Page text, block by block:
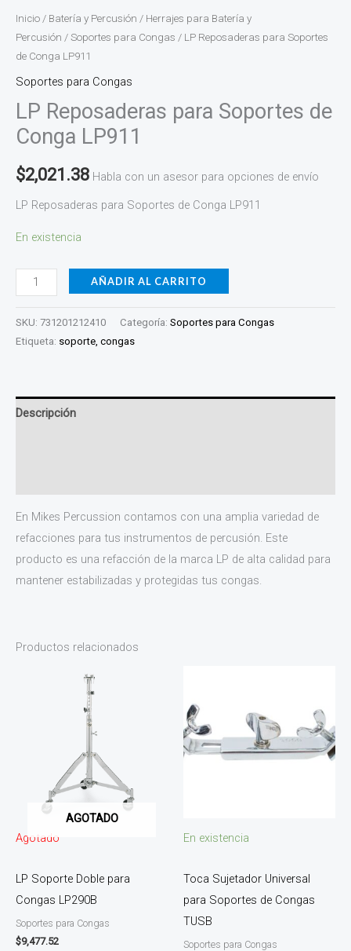
Inicio / Batería y Percusión / Herrajes para Batería y
Percusión / Soportes para Congas / LP Reposaderas para Soportes
de Conga LP911
Soportes para Congas
LP Reposaderas para Soportes de
Conga LP911
$2,021.38 Habla con un asesor para opciones de envío
LP Reposaderas para Soportes de Conga LP911
En existencia
AÑADIR AL CARRITO
SKU: 731201212410 Categoría: Soportes para Congas
Etiqueta: soporte, congas
Descripción
En Mikes Percussion contamos con una amplia variedad de
refacciones para tus instrumentos de percusión. Este
producto es una refacción de la marca LP de alta calidad para
mantener estabilizadas y protegidas tus congas.
Productos relacionados
AGOTADO
Agotado
LP Soporte Doble para
Congas LP290B
Soportes para Congas
$9,477.52
En existencia
Toca Sujetador Universal
para Soportes de Congas
TUSB
Soportes para Congas